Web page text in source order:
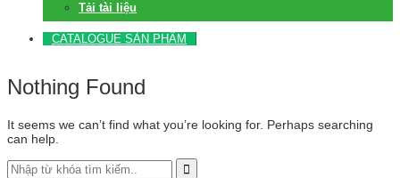
Tải tài liệu
CATALOGUE SẢN PHẨM
Nothing Found
It seems we can’t find what you’re looking for. Perhaps searching
can help.